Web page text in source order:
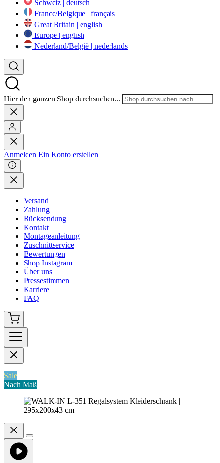
Schweiz | deutsch
France/Belgique | français
Great Britain | english
Europe | english
Nederland/België | nederlands
Hier den ganzen Shop durchsuchen...
Anmelden Ein Konto erstellen
Versand
Zahlung
Rücksendung
Kontakt
Montageanleitung
Zuschnittservice
Bewertungen
Shop Instagram
Über uns
Pressestimmen
Karriere
FAQ
Sale
Nach Maß